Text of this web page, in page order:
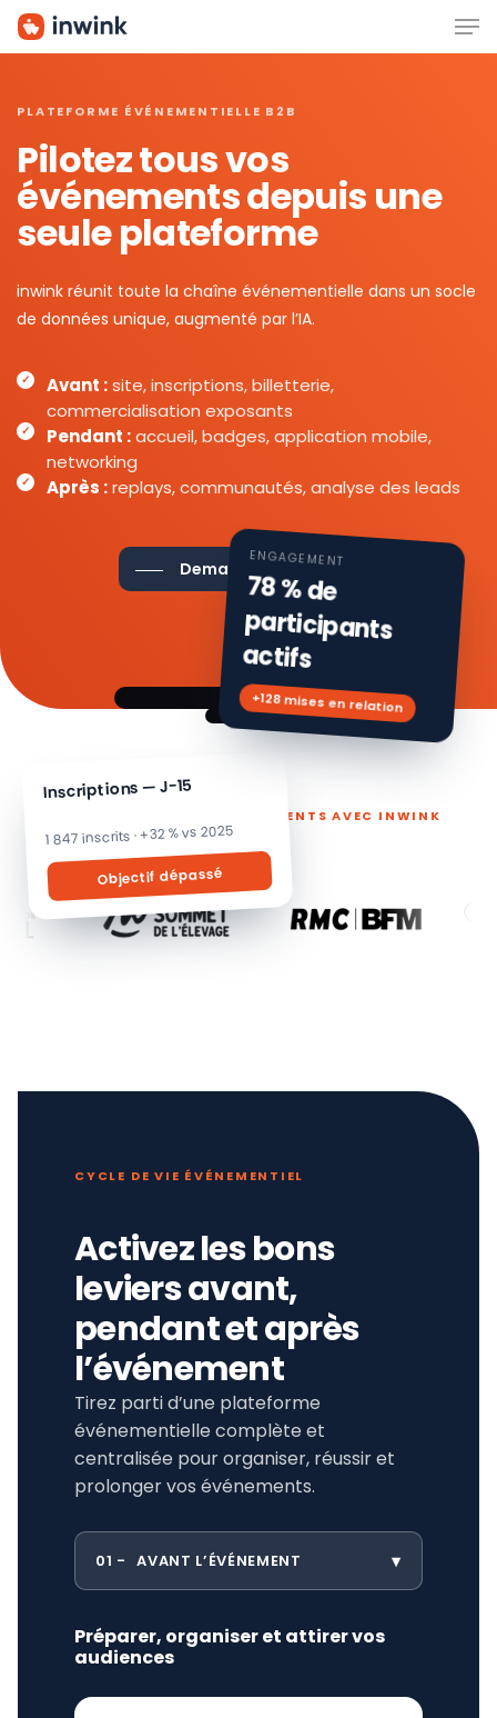
Skip
PLATEFORME ÉVÉNEMENTIELLE B2B
Pilotez tous vos
événements depuis une
seule plateforme
inwink réunit toute la chaîne événementielle dans un socle
de données unique, augmenté par l’IA.
Avant :site, inscriptions, billetterie,
commercialisation exposants
Pendant :accueil, badges, application mobile,
networking
Après :replays, communautés, analyse des leads
Demander une démo
Inscriptions — J-15
1 847 inscrits · +32 % vs 2025
Objectif dépassé
ENGAGEMENT
78 % de
participants
actifs
+128 mises en relation
ILS PILOTENT LEURS ÉVÉNEMENTS AVEC INWINK
CYCLE DE VIE ÉVÉNEMENTIEL
Activez les bons
leviers avant,
pendant et après
l’événement
Tirez parti d’une plateforme
événementielle complète et
centralisée pour organiser, réussir et
prolonger vos événements.
01 AVANT L’ÉVÉNEMENT
Préparer, organiser et attirer vos
audiences